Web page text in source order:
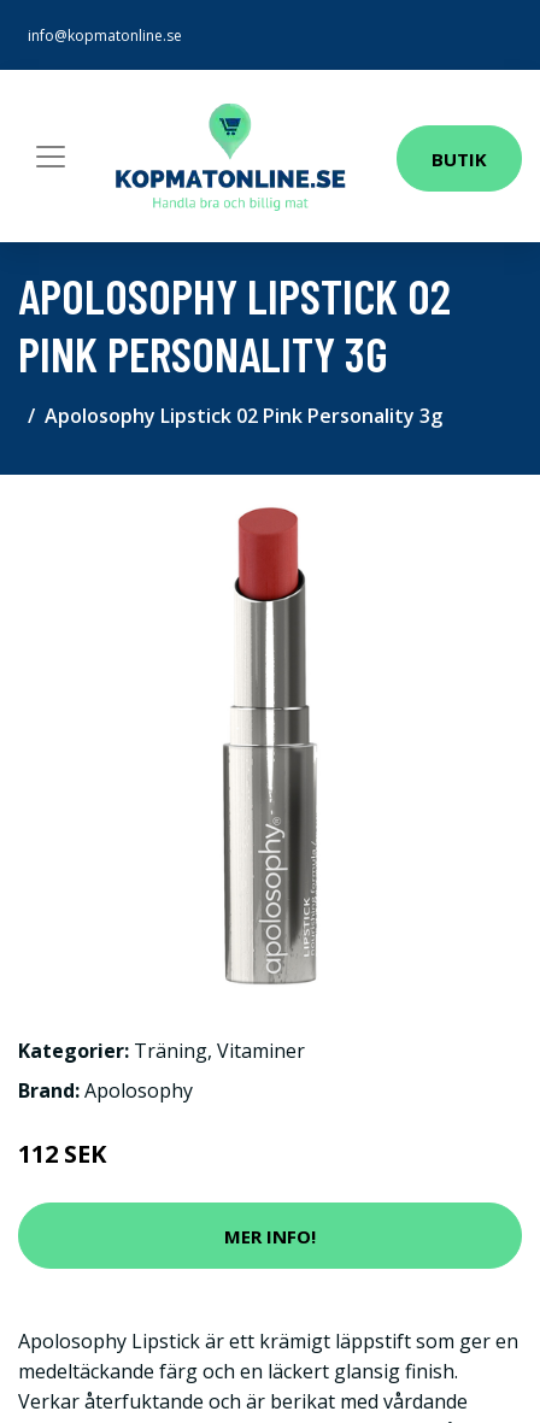
info@kopmatonline.se
BUTIK
APOLOSOPHY LIPSTICK 02
PINK PERSONALITY 3G
Apolosophy Lipstick 02 Pink Personality 3g
Kategorier: Träning, Vitaminer
Brand:Apolosophy
112 SEK
MER INFO!
Apolosophy Lipstick är ett krämigt läppstift som ger en
medeltäckande färg och en läckert glansig finish.
Verkar återfuktande och är berikat med vårdande